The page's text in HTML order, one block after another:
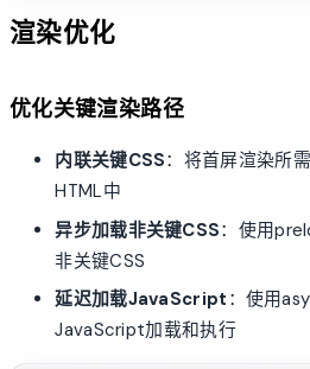
渲染优化
优化关键渲染路径
内联关键CSS：将首屏渲染所
HTML中
异步加载非关键CSS：使用
非关键CSS
延迟加载JavaScript ：使用
JavaScript加载和执行